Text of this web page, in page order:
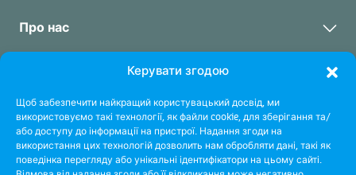
Керувати згодою
Щоб забезпечити найкращий користувацький досвід, ми
використовуємо такі технології, як файли cookie, для зберігання та/
або доступу до інформації на пристрої. Надання згоди на
використання цих технологій дозволить нам обробляти дані, такі як
поведінка перегляду або унікальні ідентифікатори на цьому сайті.
Про нас
Про Контрол Юніон
Сталий розвиток
Контакти
Лабораторні послуги
Лабораторні послуги
Насіння & Посівний матеріал
Аграрна продукція & Продукти її переробки
Інспекційні послуги
Про Інспекцію
Сертифікаційні послуги